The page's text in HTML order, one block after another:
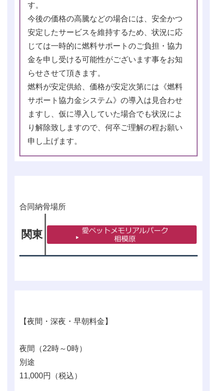
す。
今後の価格の高騰などの場合には、安全かつ
安定したサービスを維持するため、状況に応
じては一時的に燃料サポートのご負担・協力
金を申し受ける可能性がございます事をお知
らせさせて頂きます。
燃料が安定供給、価格が安定次第には《燃料
サポート協力金システム》の導入は見合わせ
ますし、仮に導入していた場合でも状況によ
り解除致しますので、何卒ご理解の程お願い
申し上げます。
合同納骨場所
関東
【夜間・深夜・早朝料金】
夜間（22時～0時）
別途
11,000円（税込）